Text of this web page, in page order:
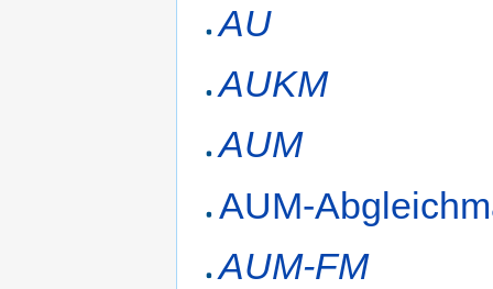
AU
AUKM
AUM
AUM-
AUM-FM